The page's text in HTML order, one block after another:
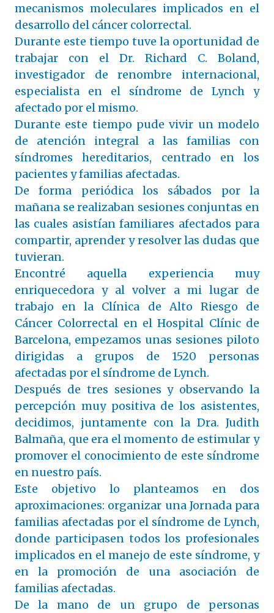
mecanismos moleculares implicados en el
desarrollo del cáncer colorrectal.
Durante este tiempo tuve la oportunidad de
trabajar con el Dr. Richard C. Boland,
investigador de renombre internacional,
especialista en el síndrome de Lynch y
afectado por el mismo.
Durante este tiempo pude vivir un modelo
de atención integral a las familias con
síndromes hereditarios, centrado en los
pacientes y familias afectadas.
De forma periódica los sábados por la
mañana se realizaban sesiones conjuntas en
las cuales asistían familiares afectados para
compartir, aprender y resolver las dudas que
tuvieran.
Encontré aquella experiencia muy
enriquecedora y al volver a mi lugar de
trabajo en la Clínica de Alto Riesgo de
Cáncer Colorrectal en el Hospital Clínic de
Barcelona, empezamos unas sesiones piloto
dirigidas a grupos de 15­20 personas
afectadas por el síndrome de Lynch.
Después de tres sesiones y observando la
percepción muy positiva de los asistentes,
decidimos, juntamente con la Dra. Judith
Balmaña, que era el momento de estimular y
promover el conocimiento de este síndrome
en nuestro país.
Este objetivo lo planteamos en dos
aproximaciones: organizar una Jornada para
familias afectadas por el síndrome de Lynch,
donde participasen todos los profesionales
implicados en el manejo de este síndrome, y
en la promoción de una asociación de
familias afectadas.
De la mano de un grupo de personas